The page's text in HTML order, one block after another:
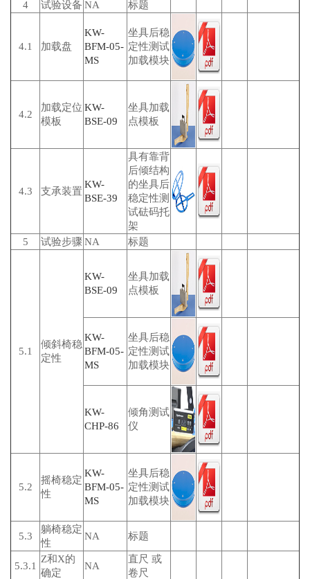
4 试验设备 NA 标题
4.1 加载盘
KW-
BFM-05-
MS
坐具后稳
定性测试
加载模块
4.2
加载定位
模板
KW-
BSE-09
坐具加载
点模板
4.3 支承装置
KW-
BSE-39
具有靠背
后倾结构
的坐具后
稳定性测
试砝码托
架
5
试验步骤 NA 标题
5.1
倾斜椅稳
定性
KW-
BSE-09
坐具加载
点模板
KW-
BFM-05-
MS
坐具后稳
定性测试
加载模块
KW-
CHP-86
倾角测试
仪
5.2
摇椅稳定
性
KW-
BFM-05-
MS
坐具后稳
定性测试
加载模块
5.3
躺椅稳定
性
NA 标题
5.3.1
Z和X的
确定
NA
直尺 或
卷尺